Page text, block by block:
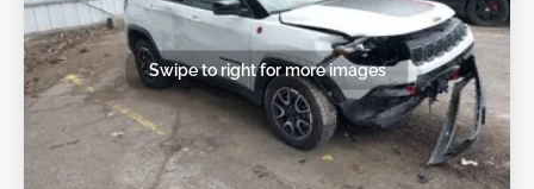
Swipe to right for more images